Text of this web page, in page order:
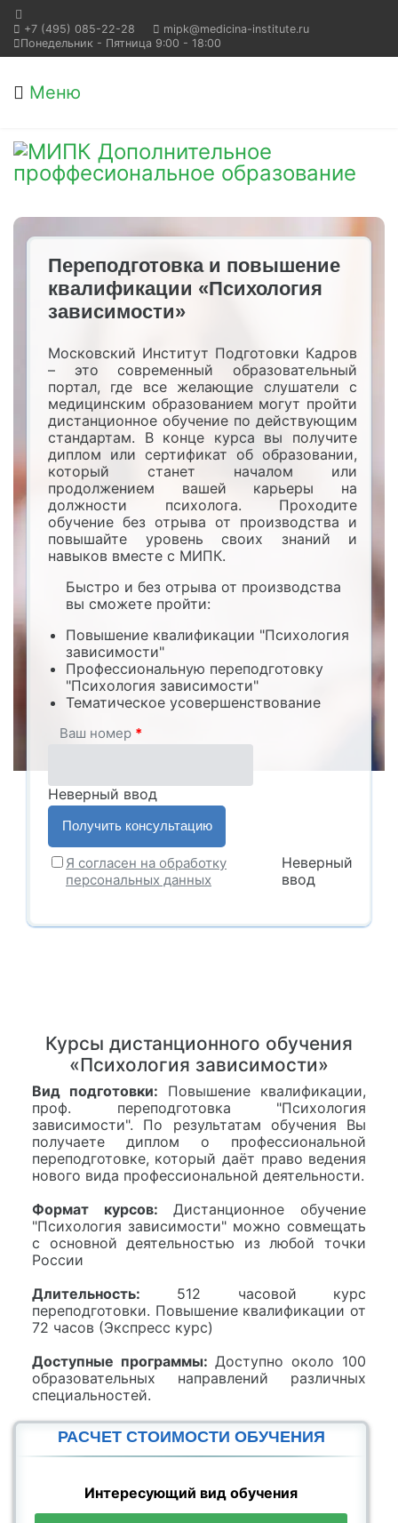
+7 (495) 085-22-28
mipk@medicina-institute.ru
Понедельник - Пятница 9:00 - 18:00
Меню
Переподготовка и повышение
квалификации «Психология
зависимости»
Московский Институт Подготовки Кадров
– это современный образовательный
портал, где все желающие слушатели с
медицинским образованием могут пройти
дистанционное обучение по действующим
стандартам. В конце курса вы получите
диплом или сертификат об образовании,
который станет началом или
продолжением вашей карьеры на
должности психолога. Проходите
обучение без отрыва от производства и
повышайте уровень своих знаний и
навыков вместе с МИПК.
Быстро и без отрыва от производства
вы сможете пройти:
Повышение квалификации "Психология
зависимости"
Профессиональную переподготовку
"Психология зависимости"
Тематическое усовершенствование
Ваш номер *
Неверный ввод
Я согласен на обработку
персональных данных
Неверный
ввод
Курсы дистанционного обучения
«Психология зависимости»
Вид подготовки: Повышение квалификации,
проф. переподготовка "Психология
зависимости". По результатам обучения Вы
получаете диплом о профессиональной
переподготовке, который даёт право ведения
нового вида профессиональной деятельности.
Формат курсов: Дистанционное обучение
"Психология зависимости" можно совмещать
с основной деятельностью из любой точки
России
Длительность: 512 часовой курс
переподготовки. Повышение квалификации от
72 часов (Экспресс курс)
Доступные программы: Доступно около 100
образовательных направлений различных
специальностей.
РАСЧЕТ СТОИМОСТИ ОБУЧЕНИЯ
Интересующий вид обучения